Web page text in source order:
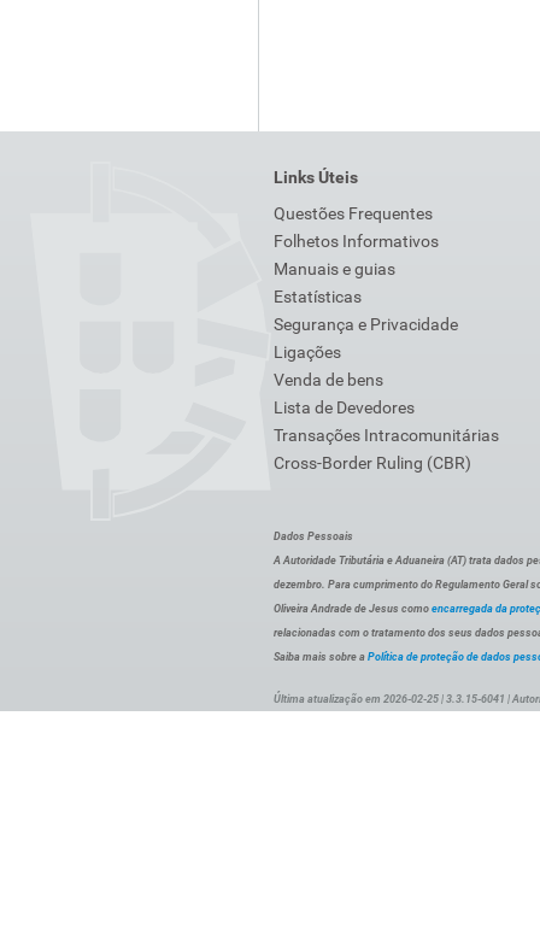
Links Úteis
Questões Frequentes
Folhetos Informativos
Manuais e guias
Estatísticas
Segurança e Privacidade
Ligações
Venda de bens
Lista de Devedores
Transações Intracomunitárias
Cross-Border Ruling (CBR)
Dados Pessoais
A Autoridade Tributária e Aduaneira (AT) trata dados
dezembro. Para cumprimento do Regulamento Geral
Oliveira Andrade de Jesus como encarregada da
relacionadas com o tratamento dos seus dados
Saiba mais sobre a Política de proteção de dados
Última atualização em 2026-02-25 | 3.3.15-6041 |